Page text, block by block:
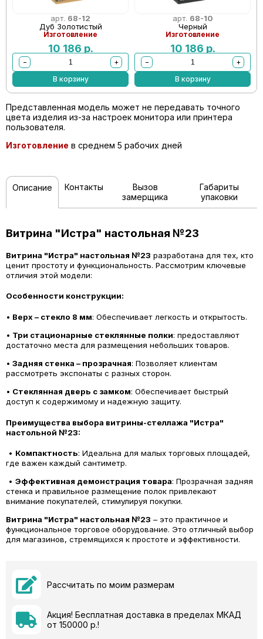
арт. 68-12
Дуб Золотистый
Изготовление
10 186 р.
−
+
В корзину
арт. 68-10
Черный
Изготовление
10 186 р.
−
+
В корзину
Представленная модель может не передавать точного
цвета изделия из-за настроек монитора или принтера
пользователя.
Изготовление в среднем 5 рабочих дней
Описание Контакты
Вызов
замерщика
Габариты
упаковки
Витрина "Истра" настольная №23
Витрина "Истра" настольная №23 разработана для тех, кто
ценит простоту и функциональность. Рассмотрим ключевые
отличия этой модели:
Особенности конструкции:
• Верх – стекло 8 мм: Обеспечивает легкость и открытость.
• Три стационарные стеклянные полки: предоставляют
достаточно места для размещения небольших товаров.
• Задняя стенка – прозрачная: Позволяет клиентам
рассмотреть экспонаты с разных сторон.
• Стеклянная дверь с замком: Обеспечивает быстрый
доступ к содержимому и надежную защиту.
Преимущества выбора витрины-стеллажа "Истра"
настольной №23:
• Компактность: Идеальна для малых торговых площадей,
где важен каждый сантиметр.
• Эффективная демонстрация товара: Прозрачная задняя
стенка и правильное размещение полок привлекают
внимание покупателей, стимулируя покупки.
Витрина "Истра" настольная №23 – это практичное и
функциональное торговое оборудование. Это отличный выбор
для магазинов, стремящихся к простоте и эффективности.
Рассчитать по моим размерам
Акция! Бесплатная доставка в пределах МКАД
от 150000 р.!